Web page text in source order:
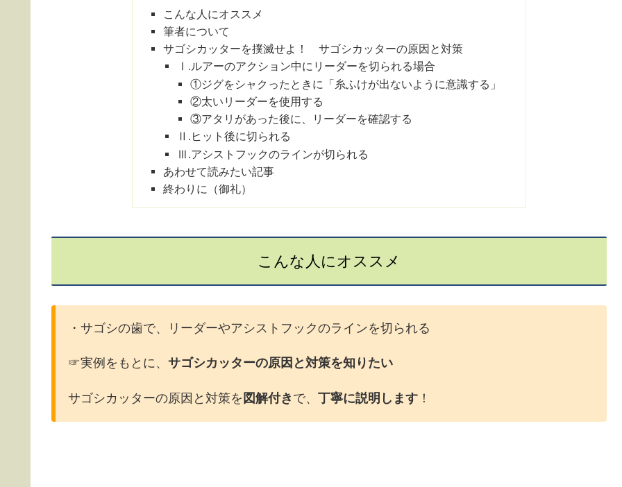
こんな人にオススメ
筆者について
サゴシカッターを撲滅せよ！ サゴシカッターの原因と対策
Ⅰ.ルアーのアクション中にリーダーを切られる場合
①ジグをシャクったときに「糸ふけが出ないように意識する」
②太いリーダーを使用する
③アタリがあった後に、リーダーを確認する
Ⅱ.ヒット後に切られる
Ⅲ.アシストフックのラインが切られる
あわせて読みたい記事
終わりに（御礼）
こんな人にオススメ
・サゴシの歯で、リーダーやアシストフックのラインを切られる
☞実例をもとに、 サゴシカッターの原因と対策を知りたい
サゴシカッターの原因と対策を 図解付き で、 丁寧に説明します ！